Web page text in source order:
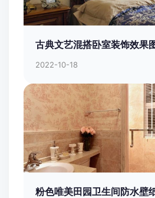
古典文艺混搭卧室装饰效果
2022-10-18
粉色唯美田园卫生间防水壁